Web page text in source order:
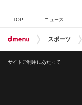
TOP ニュース
スポーツ
サイトご利用にあたって